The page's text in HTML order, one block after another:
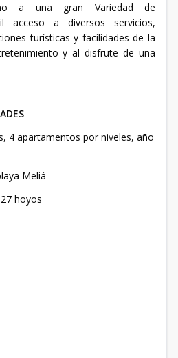
a una gran Variedad de
acceso a diversos servicios,
turísticas y facilidades de la
y al disfrute de una
4 apartamentos por niveles, año
Meliá
hoyos